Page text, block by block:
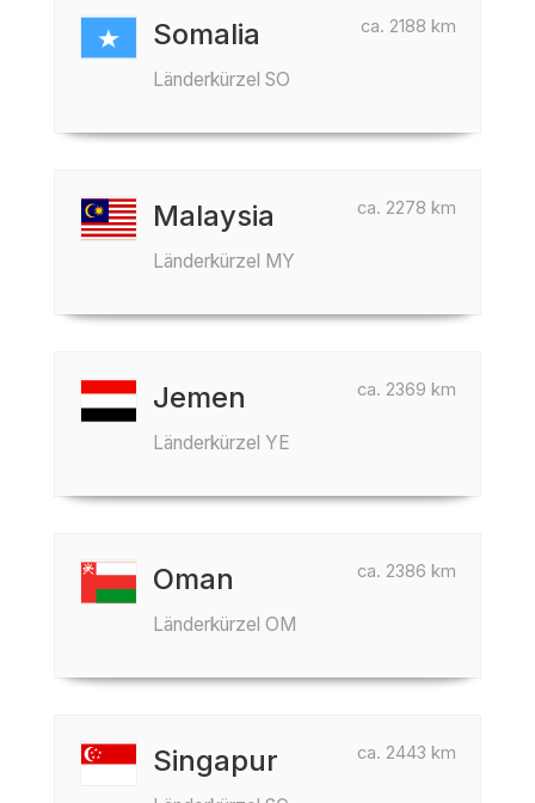
ca. 2188 km
Somalia
Länderkürzel SO
ca. 2278 km
Malaysia
Länderkürzel MY
ca. 2369 km
Jemen
Länderkürzel YE
ca. 2386 km
Oman
Länderkürzel OM
ca. 2443 km
Singapur